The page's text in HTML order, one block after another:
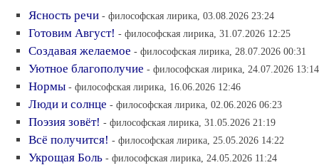
Ясность речи - философская лирика, 03.08.2026 23:24
Готовим Август! - философская лирика, 31.07.2026 12:25
Создавая желаемое - философская лирика, 28.07.2026 00:31
Уютное благополучие - философская лирика, 24.07.2026 13:14
Нормы - философская лирика, 16.06.2026 12:46
Люди и солнце - философская лирика, 02.06.2026 06:23
Поэзия зовёт! - философская лирика, 31.05.2026 21:19
Всё получится! - философская лирика, 25.05.2026 14:22
Укрощая Боль - философская лирика, 24.05.2026 11:24